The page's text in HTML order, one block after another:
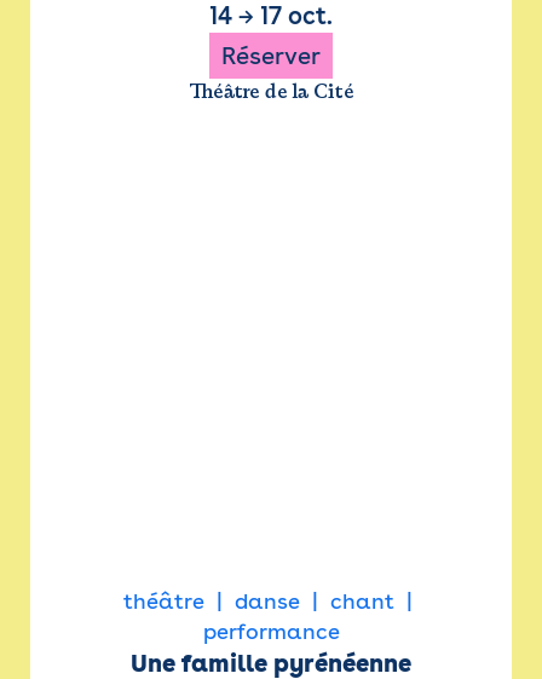
14 → 17 oct.
Réserver
Théâtre de la Cité
théâtre danse
chant
performance
Une famille pyrénéenne